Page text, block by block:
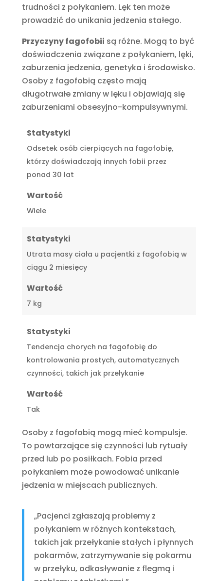
trudności z połykaniem. Lęk ten może
prowadzić do unikania jedzenia stałego.
Przyczyny fagofobii są różne. Mogą to być
doświadczenia związane z połykaniem, lęki,
zaburzenia jedzenia, genetyka i środowisko.
Osoby z fagofobią często mają
długotrwałe zmiany w lęku i objawiają się
zaburzeniami obsesyjno-kompulsywnymi.
Statystyki
Odsetek osób cierpiących na fagofobię,
którzy doświadczają innych fobii przez
ponad 30 lat
Wartość
Wiele
Statystyki
Utrata masy ciała u pacjentki z fagofobią w
ciągu 2 miesięcy
Wartość
7 kg
Statystyki
Tendencja chorych na fagofobię do
kontrolowania prostych, automatycznych
czynności, takich jak przełykanie
Wartość
Tak
Osoby z fagofobią mogą mieć kompulsje.
To powtarzające się czynności lub rytuały
przed lub po posiłkach. Fobia przed
połykaniem może powodować unikanie
jedzenia w miejscach publicznych.
„Pacjenci zgłaszają problemy z
połykaniem w różnych kontekstach,
takich jak przełykanie stałych i płynnych
pokarmów, zatrzymywanie się pokarmu
w przełyku, odkasływanie z flegmą i